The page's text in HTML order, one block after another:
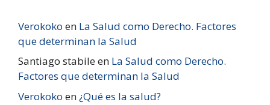
Verokoko en La Salud como Derecho. Factores
que determinan la Salud
Santiago stabileen La Salud como Derecho.
Factores que determinan la Salud
Verokoko en ¿Qué es la salud?